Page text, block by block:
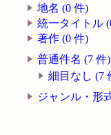
地名 (0 件)
統一タイトル
著作 (0 件)
普通件名 (7 件)
細目なし (7
ジャンル・形